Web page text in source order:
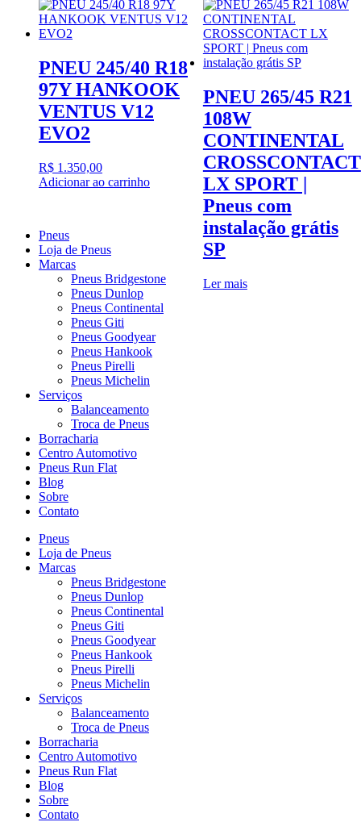
PNEU 245/40 R18
97Y HANKOOK
VENTUS V12
EVO2
R$ 1.350,00
Adicionar ao carrinho
PNEU 265/45 R21
108W
CONTINENTAL
CROSSCONTACT
LX SPORT |
Pneus com
instalação grátis
SP
Ler mais
Pneus
Loja de Pneus
Marcas
Pneus Bridgestone
Pneus Dunlop
Pneus Continental
Pneus Giti
Pneus Goodyear
Pneus Hankook
Pneus Pirelli
Pneus Michelin
Serviços
Balanceamento
Troca de Pneus
Borracharia
Centro Automotivo
Pneus Run Flat
Blog
Sobre
Contato
Pneus
Loja de Pneus
Marcas
Pneus Bridgestone
Pneus Dunlop
Pneus Continental
Pneus Giti
Pneus Goodyear
Pneus Hankook
Pneus Pirelli
Pneus Michelin
Serviços
Balanceamento
Troca de Pneus
Borracharia
Centro Automotivo
Pneus Run Flat
Blog
Sobre
Contato